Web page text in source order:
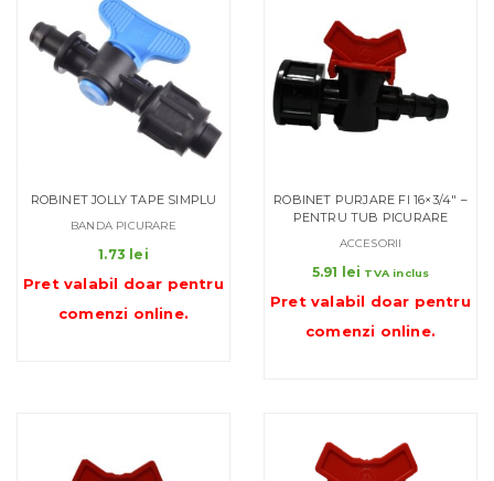
ROBINET JOLLY TAPE SIMPLU
BANDA PICURARE
1.73 lei
Pret valabil doar pentru
comenzi online.
ROBINET PURJARE FI 16×3/4″ –
PENTRU TUB PICURARE
ACCESORII
5.91 lei TVA inclus
Pret valabil doar pentru
comenzi online.